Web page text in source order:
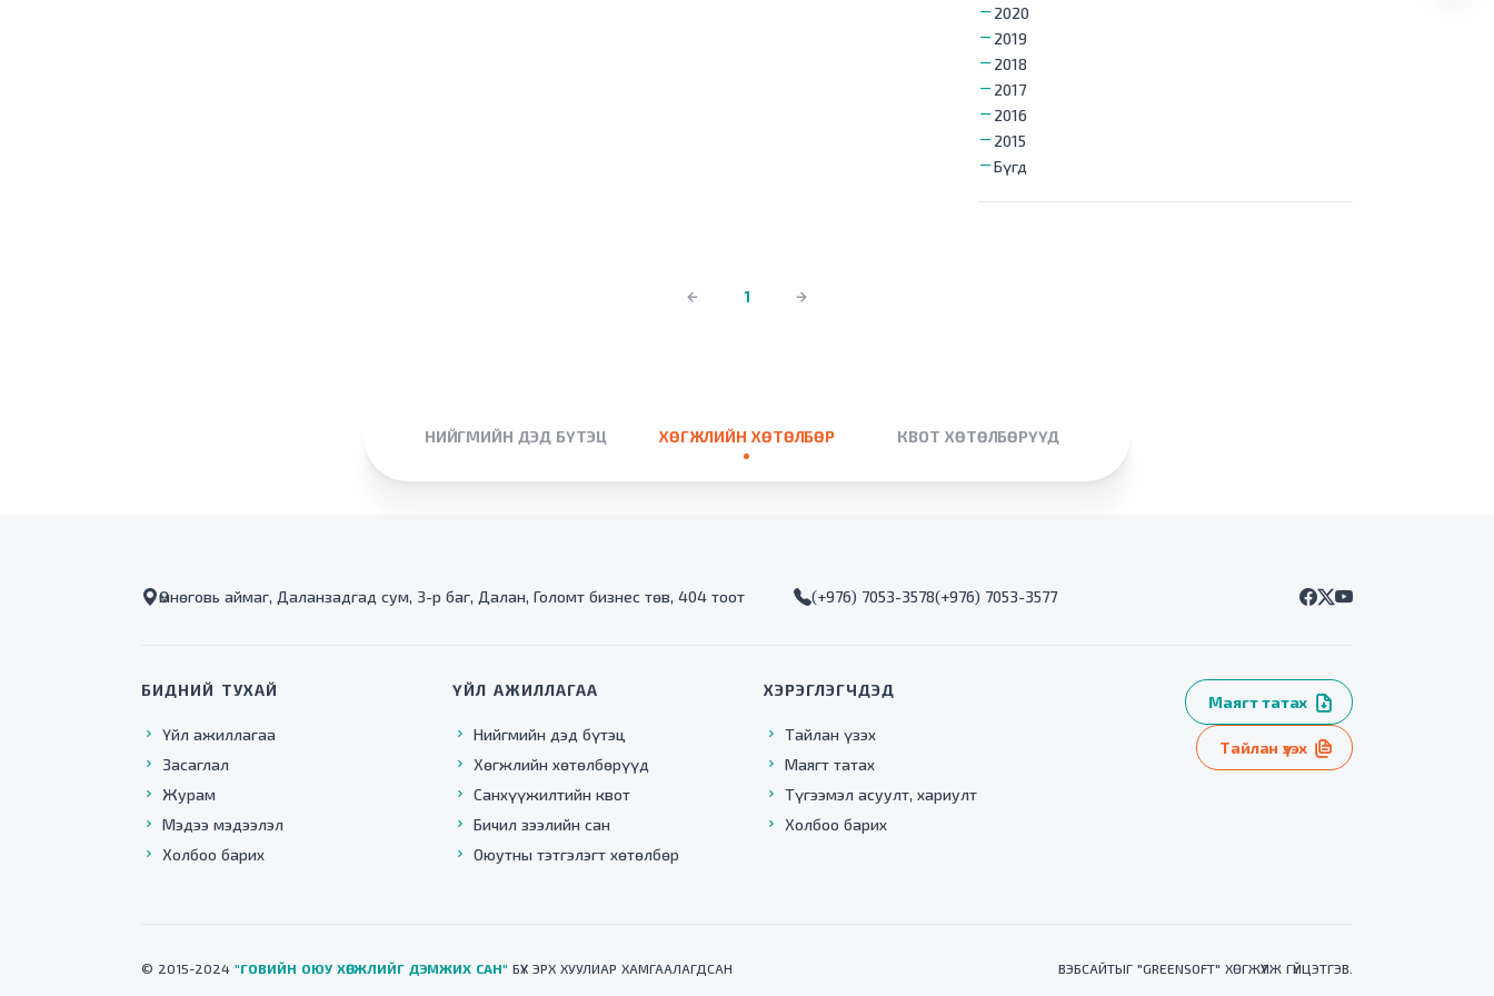
2020
2019
2018
2017
2016
2015
Бүгд
1
НИЙГМИЙН ДЭД БҮТЭЦ ХӨГЖЛИЙН ХӨТӨЛБӨР КВОТ ХӨТӨЛБӨРҮҮД
Өмнөговь аймаг, Даланзадгад сум, 3-р баг, Далан, Голомт бизнес төв, 404 тоот (+976) 7053-3578(+976) 7053-3577
БИДНИЙ ТУХАЙ
Үйл ажиллагаа
Засаглал
Журам
Мэдээ мэдээлэл
Холбоо барих
ҮЙЛ АЖИЛЛАГАА
Нийгмийн дэд бүтэц
Хөгжлийн хөтөлбөрүүд
Санхүүжилтийн квот
Бичил зээлийн сан
Оюутны тэтгэлэгт хөтөлбөр
ХЭРЭГЛЭГЧДЭД
Тайлан үзэх
Маягт татах
Түгээмэл асуулт, хариулт
Холбоо барих
Маягт татах
Тайлан үзэх
© 2015-2024 "ГОВИЙН ОЮУ ХӨГЖЛИЙГ ДЭМЖИХ САН" БҮХ ЭРХ ХУУЛИАР ХАМГААЛАГДСАН ВЭБСАЙТЫГ "GREENSOFT" ХӨГЖҮҮЛЖ ГҮЙЦЭТГЭВ.